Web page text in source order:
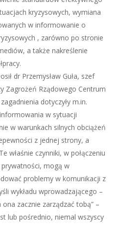
kryzysowych, wymiana
w informowanie o
, zarówno po stronie
a także nakreślenie
dr Przemysław Guła, szef
Zagrożeń Rządowego Centrum
dotyczyły m.in.
w sytuacji
w warunkach silnych obciążeń
z jednej strony, a
właśnie czynniki, w połączeniu
mogą w
problemy w komunikacji z
wykładu wprowadzającego –
zacznie zarządzać tobą” –
lub pośrednio, niemal wszyscy